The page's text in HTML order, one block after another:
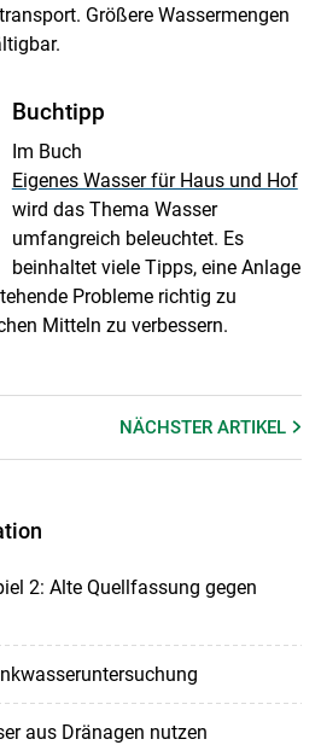
Größere Wassermengen
Buchtipp
Im Buch
Eigenes Wasser für Haus und Hof
wird das Thema Wasser
umfangreich beleuchtet. Es
beinhaltet viele Tipps, eine Anlage
Probleme richtig zu
Mitteln zu verbessern.
NÄCHSTERARTIKEL
2: Alte Quellfassung gegen
aus Dränagen nutzen